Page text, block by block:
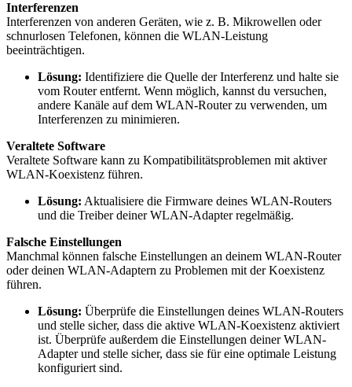
Interferenzen
Interferenzen von anderen Geräten, wie z. B. Mikrowellen oder
schnurlosen Telefonen, können die WLAN-Leistung
beeinträchtigen.
Lösung: Identifiziere die Quelle der Interferenz und halte sie
vom Router entfernt. Wenn möglich, kannst du versuchen,
andere Kanäle auf dem WLAN-Router zu verwenden, um
Interferenzen zu minimieren.
Veraltete Software
Veraltete Software kann zu Kompatibilitätsproblemen mit aktiver
WLAN-Koexistenz führen.
Lösung: Aktualisiere die Firmware deines WLAN-Routers
und die Treiber deiner WLAN-Adapter regelmäßig.
Falsche Einstellungen
Manchmal können falsche Einstellungen an deinem WLAN-Router
oder deinen WLAN-Adaptern zu Problemen mit der Koexistenz
führen.
Lösung: Überprüfe die Einstellungen deines WLAN-Routers
und stelle sicher, dass die aktive WLAN-Koexistenz aktiviert
ist. Überprüfe außerdem die Einstellungen deiner WLAN-
Adapter und stelle sicher, dass sie für eine optimale Leistung
konfiguriert sind.